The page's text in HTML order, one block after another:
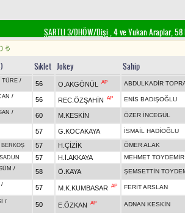
ŞARTLI 3/DHÖW/Dişi, 4 ve Yukarı Araplar,
t
Sıklet Jokey Sahip
TÜRE /
56 O.AKGÖNÜL AP ABDULKADİR
/
56 REC.ÖZŞAHİN AP ENİS BADIŞOĞLU
/
60 M.KESKİN ÖZER İNCEGÜL
57 G.KOCAKAYA İSMAİL HADİOĞLU
BERKOŞ 57 H.ÇİZİK ÖMER ALAK
SADUN 57 H.İ.AKKAYA MEHMET TOYDEMİR
/
58 Ö.KAYA ŞEMSETTİN
/
57 M.K.KUMBASAR AP FERİT ARSLAN
/
50 E.ÖZKAN AP ADNAN KESKİN